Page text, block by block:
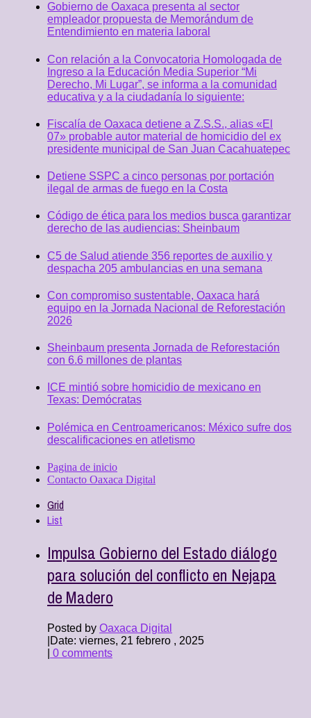
Gobierno de Oaxaca presenta al sector
empleador propuesta de Memorándum de
Entendimiento en materia laboral
Con relación a la Convocatoria Homologada de
Ingreso a la Educación Media Superior “Mi
Derecho, Mi Lugar”, se informa a la comunidad
educativa y a la ciudadanía lo siguiente:
Fiscalía de Oaxaca detiene a Z.S.S., alias «El
07» probable autor material de homicidio del ex
presidente municipal de San Juan Cacahuatepec
Detiene SSPC a cinco personas por portación
ilegal de armas de fuego en la Costa
Código de ética para los medios busca garantizar
derecho de las audiencias: Sheinbaum
C5 de Salud atiende 356 reportes de auxilio y
despacha 205 ambulancias en una semana
Con compromiso sustentable, Oaxaca hará
equipo en la Jornada Nacional de Reforestación
2026
Sheinbaum presenta Jornada de Reforestación
con 6.6 millones de plantas
ICE mintió sobre homicidio de mexicano en
Texas: Demócratas
Polémica en Centroamericanos: México sufre dos
descalificaciones en atletismo
Pagina de inicio
Contacto Oaxaca Digital
Grid
List
Impulsa Gobierno del Estado diálogo
para solución del conflicto en Nejapa
de Madero
Posted by Oaxaca Digital
Date: viernes, 21 febrero , 2025
0 comments